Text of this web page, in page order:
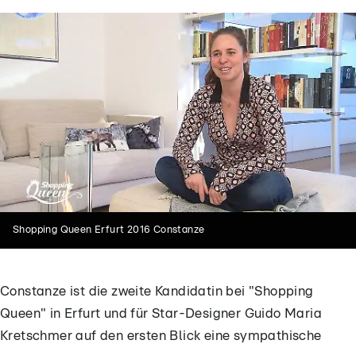
Shopping Queen Erfurt 2016 Constanze
Constanze ist die zweite Kandidatin bei "Shopping
Queen" in Erfurt und für Star-Designer Guido Maria
Kretschmer auf den ersten Blick eine sympathische